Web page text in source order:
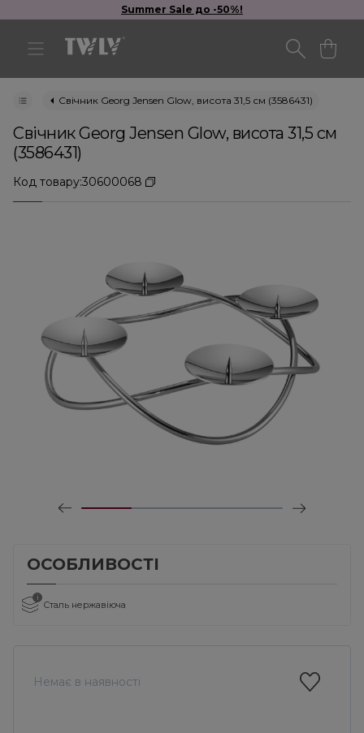
Summer Sale до -50%!
Свічник Georg Jensen Glow, висота 31,5 см (3586431)
Свічник Georg Jensen Glow, висота 31,5 см
(3586431)
Код товару:30600068
ОСОБЛИВОСТІ
i
Сталь нержавіюча
Немає в наявності